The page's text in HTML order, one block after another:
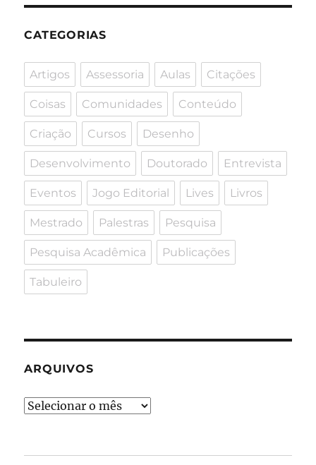
CATEGORIAS
Artigos Assessoria Aulas Citações
Coisas Comunidades Conteúdo
Criação Cursos Desenho
Desenvolvimento Doutorado Entrevista
Eventos Jogo Editorial Lives Livros
Mestrado Palestras Pesquisa
Pesquisa Acadêmica Publicações
Tabuleiro
ARQUIVOS
Arquivos